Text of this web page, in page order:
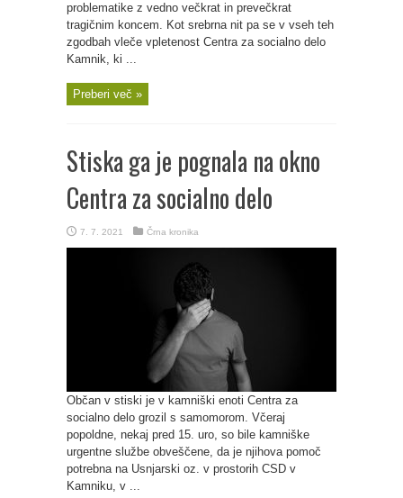
problematike z vedno večkrat in prevečkrat
tragičnim koncem. Kot srebrna nit pa se v vseh teh
zgodbah vleče vpletenost Centra za socialno delo
Kamnik, ki ...
Preberi več »
Stiska ga je pognala na okno
Centra za socialno delo
7. 7. 2021 Črna kronika
Občan v stiski je v kamniški enoti Centra za
socialno delo grozil s samomorom. Včeraj
popoldne, nekaj pred 15. uro, so bile kamniške
urgentne službe obveščene, da je njihova pomoč
potrebna na Usnjarski oz. v prostorih CSD v
Kamniku, v ...